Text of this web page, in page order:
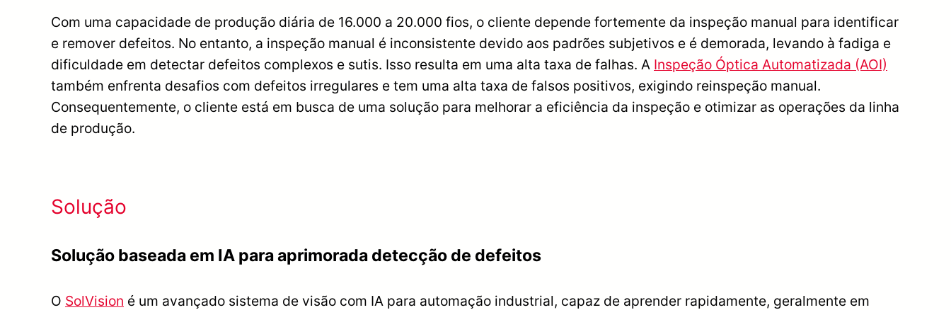
Com uma capacidade de produção diária de 16.000 a 20.000 fios, o cliente depende fortemente da inspeção manual para identificar
e remover defeitos. No entanto, a inspeção manual é inconsistente devido aos padrões subjetivos e é demorada, levando à fadiga e
dificuldade em detectar defeitos complexos e sutis. Isso resulta em uma alta taxa de falhas. A Inspeção Óptica Automatizada (AOI)
também enfrenta desafios com defeitos irregulares e tem uma alta taxa de falsos positivos, exigindo reinspeção manual.
Consequentemente, o cliente está em busca de uma solução para melhorar a eficiência da inspeção e otimizar as operações da linha
de produção.
Solução
Solução baseada em IA para aprimorada detecção de defeitos
O SolVision é um avançado sistema de visão com IA para automação industrial, capaz de aprender rapidamente, geralmente em